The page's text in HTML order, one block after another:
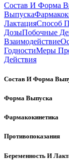
Состав И Форма
Выпуска
ЛактацияСпособ
ДозыПобочные
Взаимодействие
ГодностиМеры
Действия
Состав И Форма
Форма Выпуска
Фармакокинетика
Противопоказания
Беременность И